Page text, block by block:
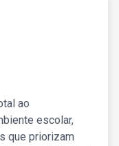
ao
escolar,
que priorizam